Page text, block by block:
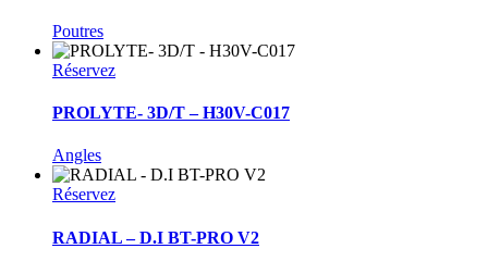
Poutres
Réservez
PROLYTE- 3D/T – H30V-C017
Angles
Réservez
RADIAL – D.I BT-PRO V2